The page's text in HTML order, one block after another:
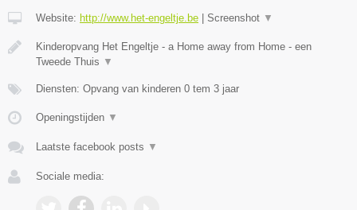
Website: http://www.het-engeltje.be Screenshot ▼
Kinderopvang Het Engeltje - a Home away from Home - een
Tweede Thuis ▼
Diensten: Opvang van kinderen 0 tem 3 jaar
Openingstijden ▼
Laatste facebook posts ▼
Sociale media: